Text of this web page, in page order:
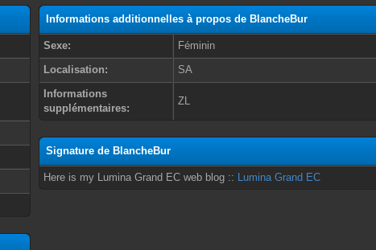
Informations additionnelles à propos de BlancheBur
Sexe:
Féminin
Localisation:
SA
Informations
supplémentaires:
ZL
Signature de BlancheBur
Here is my Lumina Grand EC web blog :: Lumina Grand EC